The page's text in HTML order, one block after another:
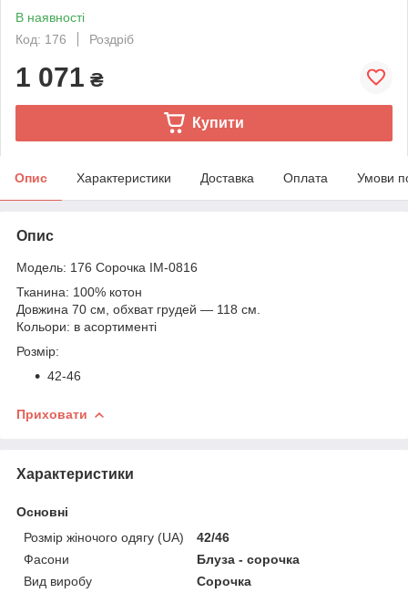
В наявності
Код: 176
Роздріб
1 071 ₴
Купити
Опис Характеристики Доставка Оплата Умови
Опис
Модель: 176 Сорочка IM-0816
Тканина: 100% котон
Довжина 70 см, обхват грудей — 118 см.
Кольори: в асортименті
Розмір:
42-46
Приховати
Характеристики
Основні
Розмір жіночого одягу (UA)
42/46
Фасони
Блуза - сорочка
Вид виробу
Сорочка